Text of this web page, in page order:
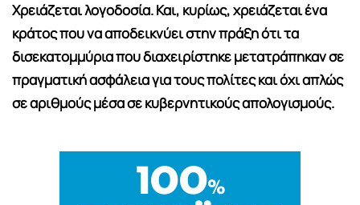
Χρειάζεται λογοδοσία. Και, κυρίως, χρειάζεται ένα
κράτος που να αποδεικνύει στην πράξη ότι τα
δισεκατομμύρια που διαχειρίστηκε μετατράπηκαν σε
πραγματική ασφάλεια για τους πολίτες και όχι απλώς
σε αριθμούς μέσα σε κυβερνητικούς απολογισμούς.